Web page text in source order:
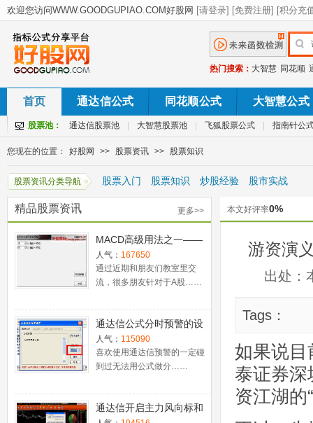
热门搜索： 大智慧 同花顺
首页 通达信公式 同花顺公式 大智慧公式
股票池： 通达信股票池 大智慧股票池 飞狐股票公式 指南针公
您现在的位置： 好股网 >> 股票资讯 >> 股票知识
股票资讯分类导航 股票入门 股票知识 炒股经验 股市实战
精品股票资讯 更多>>
MACD高级用法之一——
稳健买入法+2点卖出法
人气： 167650
通过近期和朋友们教室里交
流，很多朋友针对于A股……
通达信公式分时预警的设
置
人气： 115090
喜欢使用通达信预警的一定碰
到过无法用公式做分……
通达信开启主力风向标和
本文好评率0%
游资演
出处：
Tags：
如果说目
泰证券深
资江湖的